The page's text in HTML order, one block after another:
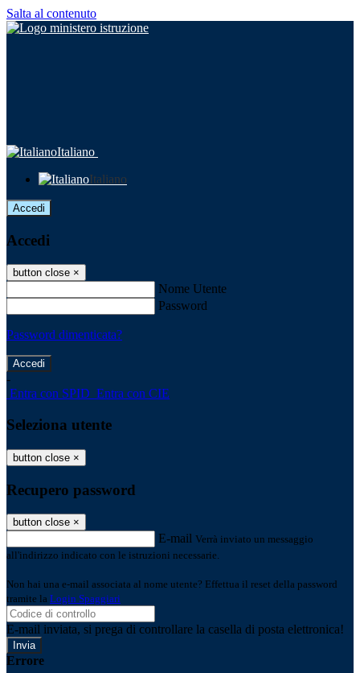
Salta al contenuto
Italiano
Italiano
Accedi
Accedi
button close ×
Nome Utente
Password
Password dimenticata?
-
Entra con SPID Entra con CIE
Seleziona utente
button close ×
Recupero password
button close ×
E-mail Verrà inviato un messaggio
all'indirizzo indicato con le istruzioni necessarie.
Non hai una e-mail associata al nome utente? Effettua il reset della password
tramite la Login Spaggiari
E-mail inviata, si prega di controllare la casella di posta elettronica!
Errore